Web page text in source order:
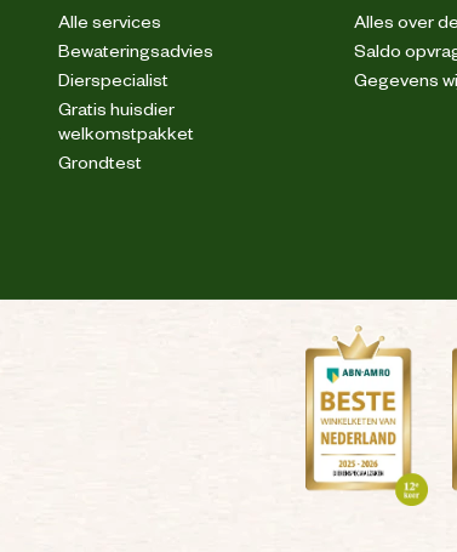
Alle services
Bewateringsadvies
Dierspecialist
Gratis huisdier
welkomstpakket
Grondtest
Alles over
Saldo
Gegevens